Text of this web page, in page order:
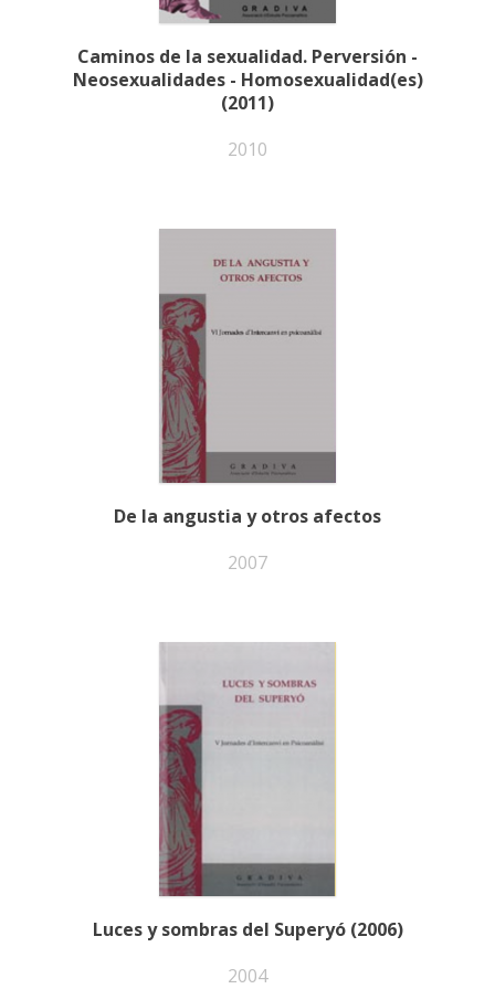
Caminos de la sexualidad. Perversión -
Neosexualidades - Homosexualidad(es)
(2011)
2010
De la angustia y otros afectos
2007
Luces y sombras del Superyó (2006)
2004